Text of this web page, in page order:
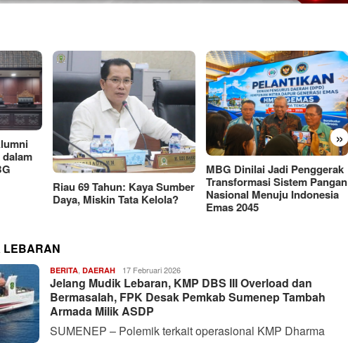
»
Riau 69 Tahun: Kaya Sumber
Daya, Miskin Tata Kelola?
MBG Dinilai Jadi Penggerak
Transformasi Sistem Pangan
Nasional Menuju Indonesia
Emas 2045
LEBARAN
BERITA, DAERAH Harianindo.id
17 Februari 2026
Jelang Mudik Lebaran, KMP DBS III Overload dan
Bermasalah, FPK Desak Pemkab Sumenep Tambah
Armada Milik ASDP
SUMENEP – Polemik terkait operasional KMP Dharma